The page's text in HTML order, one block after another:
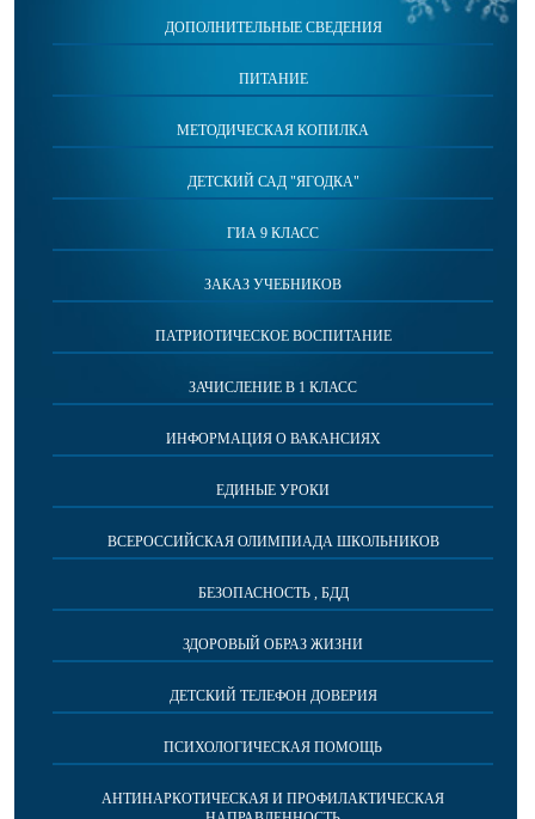
ДОПОЛНИТЕЛЬНЫЕ СВЕДЕНИЯ
ПИТАНИЕ
МЕТОДИЧЕСКАЯ КОПИЛКА
ДЕТСКИЙ САД "ЯГОДКА"
ГИА 9 КЛАСС
ЗАКАЗ УЧЕБНИКОВ
ПАТРИОТИЧЕСКОЕ ВОСПИТАНИЕ
ЗАЧИСЛЕНИЕ В 1 КЛАСС
ИНФОРМАЦИЯ О ВАКАНСИЯХ
ЕДИНЫЕ УРОКИ
ВСЕРОССИЙСКАЯ ОЛИМПИАДА ШКОЛЬНИКОВ
БЕЗОПАСНОСТЬ , БДД
ЗДОРОВЫЙ ОБРАЗ ЖИЗНИ
ДЕТСКИЙ ТЕЛЕФОН ДОВЕРИЯ
ПСИХОЛОГИЧЕСКАЯ ПОМОЩЬ
АНТИНАРКОТИЧЕСКАЯ И ПРОФИЛАКТИЧЕСКАЯ